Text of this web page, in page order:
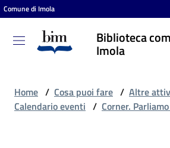
Vai al contenuto
Vai alla navigazione
Vai al footer
Comune di Imola
Biblioteca
Imola
Biblioteca
comunale
Home / Cosa puoi fare / Altre
Calendario eventi / Corner.